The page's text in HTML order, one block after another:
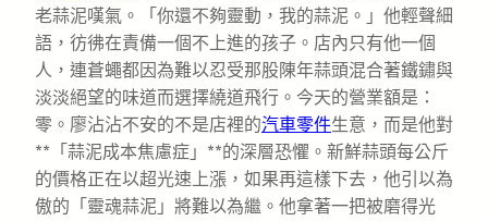
老蒜泥嘆氣。「你還不夠靈動，我的蒜泥。」他輕聲細
語，彷彿在責備一個不上進的孩子。店內只有他一個
人，連蒼蠅都因為難以忍受那股陳年蒜頭混合著鐵鏽與
淡淡絕望的味道而選擇繞道飛行。今天的營業額是：
零。廖沾沾不安的不是店裡的汽車零件生意，而是他對
**「蒜泥成本焦慮症」**的深層恐懼。新鮮蒜頭每公斤
的價格正在以超光速上漲，如果再這樣下去，他引以為
傲的「靈魂蒜泥」將難以為繼。他拿著一把被磨得光